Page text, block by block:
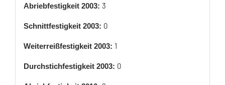
Abriebfestigkeit 2003: 3
Schnittfestigkeit 2003: 0
Weiterreißfestigkeit 2003: 1
Durchstichfestigkeit 2003: 0